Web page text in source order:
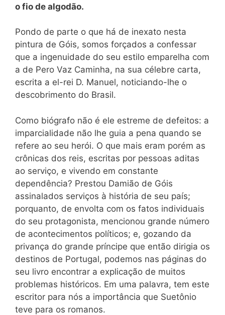
o fio de algodão.
Pondo de parte o que há de inexato nesta
pintura de Góis, somos forçados a confessar
que a ingenuidade do seu estilo emparelha com
a de Pero Vaz Caminha, na sua célebre carta,
escrita a el-rei D. Manuel, noticiando-lhe o
descobrimento do Brasil.
Como biógrafo não é ele estreme de defeitos: a
imparcialidade não lhe guia a pena quando se
refere ao seu herói. O que mais eram porém as
crônicas dos reis, escritas por pessoas aditas
ao serviço, e vivendo em constante
dependência? Prestou Damião de Góis
assinalados serviços à história de seu país;
porquanto, de envolta com os fatos individuais
do seu protagonista, mencionou grande número
de acontecimentos políticos; e, gozando da
privança do grande príncipe que então dirigia os
destinos de Portugal, podemos nas páginas do
seu livro encontrar a explicação de muitos
problemas históricos. Em uma palavra, tem este
escritor para nós a importância que Suetônio
teve para os romanos.